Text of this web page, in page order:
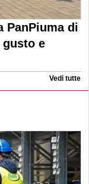
PanPiuma di
gusto e
Vedi tutte